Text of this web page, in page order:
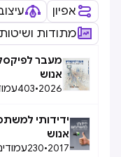
אפיון
מתודות
אנוש
2026
•
403
ידידותי
אנוש
2017
•
230